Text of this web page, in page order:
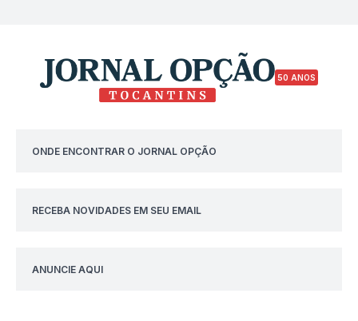
50 ANOS
ONDE ENCONTRAR O JORNAL OPÇÃO
RECEBA NOVIDADES EM SEU EMAIL
ANUNCIE AQUI